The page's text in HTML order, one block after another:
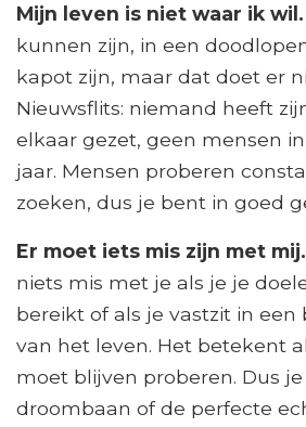
Mijn leven is niet waar ik wil.
kunnen zijn, in een
kapot zijn, maar dat doet er
Nieuwsflits: niemand heeft
elkaar gezet, geen mensen
jaar. Mensen proberen
zoeken, dus je bent in goed
Er moet iets mis zijn met mij.
niets mis met je als je je
bereikt of als je vastzit in
van het leven. Het betekent
moet blijven proberen. Dus
droombaan of de perfecte